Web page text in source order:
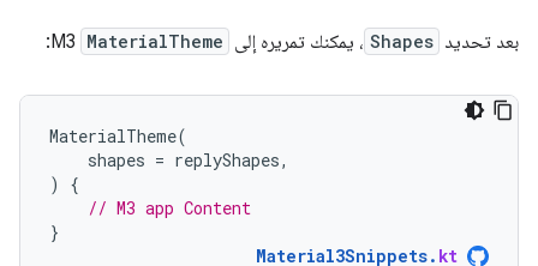
بعد تحديد Shapes ، يمكنك تمريره إلى MaterialTheme
MaterialTheme(
shapes = replyShapes,
)
{
// M3 app Content
}
Material3Snippets. kt